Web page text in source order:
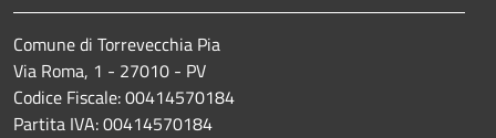
Comune di Torrevecchia Pia
Via Roma, 1 - 27010 - PV
Codice Fiscale: 00414570184
Partita IVA: 00414570184